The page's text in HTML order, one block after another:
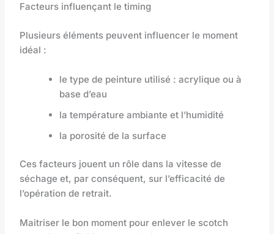
Facteurs influençant le timing
Plusieurs éléments peuvent influencer le moment
idéal :
le type de peinture utilisé : acrylique ou à
base d’eau
la température ambiante et l’humidité
la porosité de la surface
Ces facteurs jouent un rôle dans la vitesse de
séchage et, par conséquent, sur l’efficacité de
l’opération de retrait.
Maitriser le bon moment pour enlever le scotch